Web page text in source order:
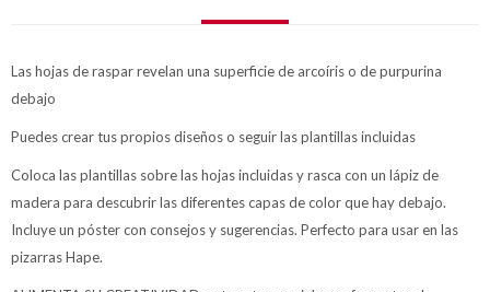
Las hojas de raspar revelan una superficie de arcoíris o de purpurina
debajo
Puedes crear tus propios diseños o seguir las plantillas incluidas
Coloca las plantillas sobre las hojas incluidas y rasca con un lápiz de
madera para descubrir las diferentes capas de color que hay debajo.
Incluye un póster con consejos y sugerencias. Perfecto para usar en las
pizarras Hape.